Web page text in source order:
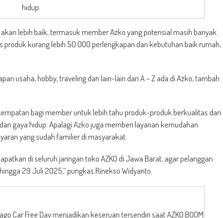
hidup.
lebih baik, termasuk member Azko yang potensial masih banyak
produk kurang lebih 50.000 perlengkapan dan kebutuhan baik rumah,
usaha, hobby, traveling dan lain-lain dari A – Z ada di Azko, tambah
bagi member untuk lebih tahu produk-produk berkualitas dari
gaya hidup. Apalagi Azko juga memberi layanan kemudahan
yang sudah familier di masyarakat.
di seluruh jaringan toko AZKO di Jawa Barat, agar pelanggan
29 Juli 2025,” pungkas Rinekso Widyanto.
Car Free Day menjadikan keseruan tersendiri saat AZKO BOOM